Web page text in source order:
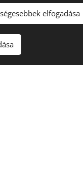
in ea voluptate velit
elfogadása